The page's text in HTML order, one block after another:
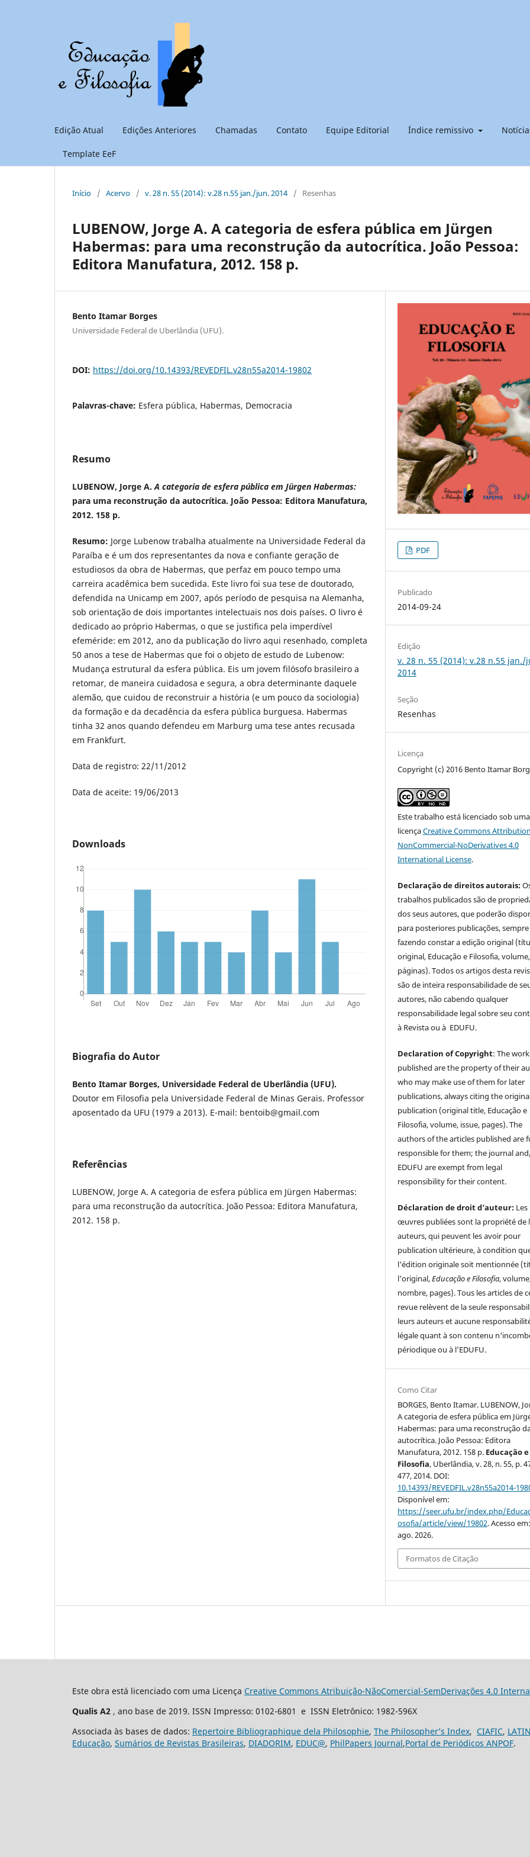
Edição Atual Edições Anteriores Chamadas Contato Equipe Editorial Índice remissivo
Template EeF
Início / Acervo / v. 28 n. 55 (2014): v.28 n.55 jan./jun. 2014 / Resenhas
LUBENOW, Jorge A. A categoria de esfera pública em Jürgen
Habermas: para uma reconstrução da autocrítica. João Pessoa:
Editora Manufatura, 2012. 158 p.
Bento Itamar Borges
Universidade Federal de Uberlândia (UFU).
DOI: https://doi.org/10.14393/REVEDFIL.v28n55a2014-19802
Palavras-chave: Esfera pública, Habermas, Democracia
Resumo
LUBENOW, Jorge A.A categoria de esfera pública em Jürgen Habermas:
para uma reconstrução da autocrítica. João Pessoa: Editora Manufatura,
2012. 158 p.
Resumo: Jorge Lubenow trabalha atualmente na Universidade Federal da
Paraíba e é um dos representantes da nova e confiante geração de
estudiosos da obra de Habermas, que perfaz em pouco tempo uma
carreira acadêmica bem sucedida. Este livro foi sua tese de doutorado,
defendida na Unicamp em 2007, após período de pesquisa na Alemanha,
sob orientação de dois importantes intelectuais nos dois países. O livro é
dedicado ao próprio Habermas, o que se justifica pela imperdível
efeméride: em 2012, ano da publicação do livro aqui resenhado, completa
50 anos a tese de Habermas que foi o objeto de estudo de Lubenow:
Mudança estrutural da esfera pública. Eis um jovem filósofo brasileiro a
retomar, de maneira cuidadosa e segura, a obra determinante daquele
alemão, que cuidou de reconstruir a história (e um pouco da sociologia)
da formação e da decadência da esfera pública burguesa. Habermas
tinha 32 anos quando defendeu em Marburg uma tese antes recusada
em Frankfurt.
Data de registro: 22/11/2012
Data de aceite: 19/06/2013
Downloads
Biografia do Autor
Bento Itamar Borges, Universidade Federal de Uberlândia (UFU).
Doutor em Filosofia pela Universidade Federal de Minas Gerais. Professor
aposentado da UFU (1979 a 2013). E-mail: bentoib@gmail.com
Referências
LUBENOW, Jorge A. A categoria de esfera pública em Jürgen Habermas:
para uma reconstrução da autocrítica. João Pessoa: Editora Manufatura,
2012. 158 p.
PDF
Publicado
2014-09-24
Edição
v. 28 n. 55 (2014): v.28 n.55 jan./
2014
Seção
Resenhas
Licença
Copyright (c) 2016 Bento Itamar
Este trabalho está licenciado sob uma
licençaCreative Commons
NonCommercial-NoDerivatives 4.0
International License.
Declaração de direitos autorais:
trabalhos publicados são de
dos seus autores, que poderão
para posteriores publicações, sempre
fazendo constar a edição original
original, Educação e Filosofia,
páginas). Todos os artigos desta
são de inteira responsabilidade de
autores, não cabendo qualquer
responsabilidade legal sobre seu
à Revista ou à EDUFU.
Declaration of Copyright: The
published are the property of their
who may make use of them for later
publications, always citing the
publication (original title, Educação e
Filosofia, volume, issue, pages). The
authors of the articles published are
responsible for them; the journal
EDUFU are exempt from legal
responsibility for their content.
Déclaration de droit d’auteur: Les
œuvres publiées sont la propriété de
auteurs, qui peuvent les avoir pour
publication ultérieure, à condition
l'édition originale soit mentionnée
l'original,Educação e Filosofia,
nombre, pages). Tous les articles de
revue relèvent de la seule
leurs auteurs et aucune
légale quant à son contenu
périodique ou à l’EDUFU.
Como Citar
BORGES, Bento Itamar. LUBENOW,
A categoria de esfera pública em
Habermas: para uma reconstrução
autocrítica. João Pessoa: Editora
Manufatura, 2012. 158 p. Educação e
Filosofia, Uberlândia, v. 28, n. 55, p.
477, 2014. DOI:
10.14393/REVEDFIL.v28n55a2014-
Disponível em:
https://seer.ufu.br/index.php/
osofia/article/view/19802. Acesso
ago. 2026.
Formatos de Citação
Este obra está licenciado com uma Licença Creative Commons Atribuição-NãoComercial-SemDerivações 4.0
Qualis A2 , ano base de 2019. ISSN Impresso: 0102-6801 e ISSN Eletrônico: 1982-596X
Associada às bases de dados: Repertoire Bibliographique dela Philosophie, The Philosopher’s Index, CIAFIC,
Educação, Sumários de Revistas Brasileiras, DIADORIM, EDUC@, PhilPapers Journal,Portal de Periódicos ANPOF.